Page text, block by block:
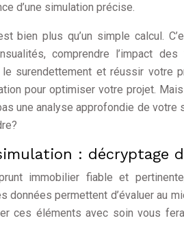
d’une simulation précise.
bien plus qu’un simple calcul.
comprendre l’impact
surendettement et réussir votre
pour optimiser votre projet.
une analyse approfondie de
: décryptage
immobilier fiable et
permettent d’évaluer au
ces éléments avec soin vous